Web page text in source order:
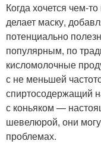
Когда хочется чем-
делает маску,
потенциально
популярным, по
кисломолочные
с не меньшей
спиртосодержащий
с коньяком —
шевелюрой, они
проблемах.